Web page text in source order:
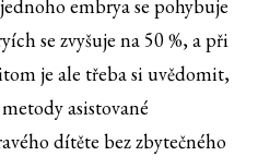
embrya se pohybuje
se zvyšuje na 50 %, a při
je ale třeba si uvědomit,
asistované
dítěte bez zbytečného